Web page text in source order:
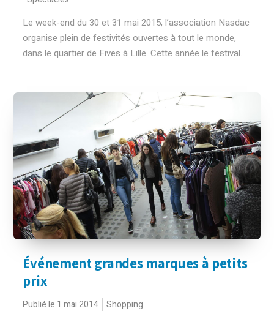
Le week-end du 30 et 31 mai 2015, l’association Nasdac
organise plein de festivités ouvertes à tout le monde,
dans le quartier de Fives à Lille. Cette année le festival...
Événement grandes marques à petits
prix
Publié le 1 mai 2014 Shopping